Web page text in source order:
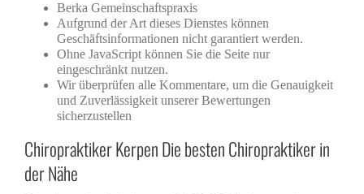
Berka Gemeinschaftspraxis
Aufgrund der Art dieses Dienstes können
Geschäftsinformationen nicht garantiert werden.
Ohne JavaScript können Sie die Seite nur
eingeschränkt nutzen.
Wir überprüfen alle Kommentare, um die Genauigkeit
und Zuverlässigkeit unserer Bewertungen
sicherzustellen
Chiropraktiker Kerpen Die besten Chiropraktiker in
der Nähe